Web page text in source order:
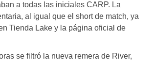
a todas las iniciales CARP. La
al igual que el short de match, ya
Tienda Lake y la página oficial de
se filtró la nueva remera de River,